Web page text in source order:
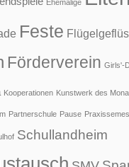
Ehemalige
Feste
Förderverein Girls'-
Kooperationen Kunstwerk des
Partnerschule Pause
Schullandheim